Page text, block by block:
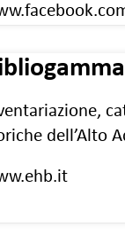
dell’Alto